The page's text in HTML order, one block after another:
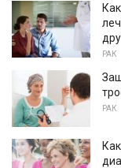
РАК
РАК